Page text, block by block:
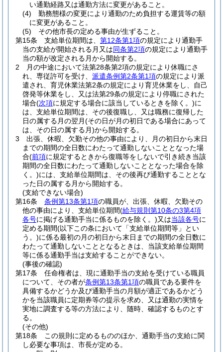
い通勤経路又は通勤方法に変更があること。
(4)
勤務態様の変更により通勤のため負担する運賃等の額
に変更があること。
(5)
その他市長の定める事由が生ずること。
第15条
支給単位期間は、 第12条第1項の規定により通勤手
当の支給が開始される月又は同条第2項の規定により通勤手
当の額が改定される月から開始する。
2
月の中途において法第28条第2項の規定により休職にさ
れ、専従許可を受け、 派遣条例第2条第1項の規定により派
遣され、育児休業法第2条の規定により育児休業をし、自己
啓発等休業をし、又は法第29条の規定により停職にされた
場合(次項に規定する場合に該当しているときを除く。)に
は、支給単位期間は、その後復職し、又は職務に復帰した
日の属する月の翌月(その日が月の初日である場合にあって
は、その日の属する月)から開始する。
3
出張、休暇、欠勤その他の事由により、月の初日から末日
までの期間の全日数にわたって通勤しないこととなった場
合(前項に規定するときから復職等をしないで引き続き当該
期間の全日数にわたって通勤しないこととなった場合を除
く。)には、支給単位期間は、その後再び通勤することとな
った日の属する月から開始する。
(支給できない場合)
第16条
条例第13条第1項の職員が、出張、休暇、欠勤その
他の事由により、支給単位期間(給与規則第10条の3第4項
各号に掲げる通勤手当に係るものを除く。)又は当該各号に
定める期間(以下この条において「支給単位期間等」とい
う。)に係る最初の月の初日から末日までの期間の全日数に
わたって通勤しないこととなるときは、当該支給単位期間
等に係る通勤手当は支給することができない。
(事後の確認)
第17条
任命権者は、現に通勤手当の支給を受けている職員
について、その者が条例第13条第1項の職員である要件を
具備するかどうか及び通勤手当の月額が適正であるかどう
かを当該職員に定期券等の提示を求め、又は通勤の実情を
実地に調査する等の方法により、随時、確認するものとす
る。
(その他)
第18条
この規則に定めるもののほか、通勤手当の支給に関
し必要な事項は、市長が定める。